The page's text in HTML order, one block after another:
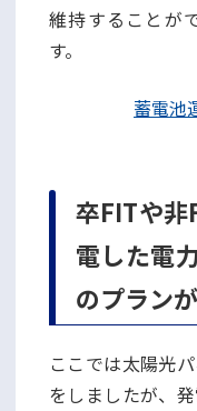
維持することが
す。
蓄電池
卒FITや非
電した電
のプラン
ここでは太陽光
をしましたが、